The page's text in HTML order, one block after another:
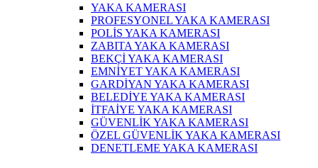
YAKA KAMERASI
PROFESYONEL YAKA KAMERASI
POLİS YAKA KAMERASI
ZABITA YAKA KAMERASI
BEKÇİ YAKA KAMERASI
EMNİYET YAKA KAMERASI
GARDİYAN YAKA KAMERASI
BELEDİYE YAKA KAMERASI
İTFAİYE YAKA KAMERASI
GÜVENLİK YAKA KAMERASI
ÖZEL GÜVENLİK YAKA KAMERASI
DENETLEME YAKA KAMERASI